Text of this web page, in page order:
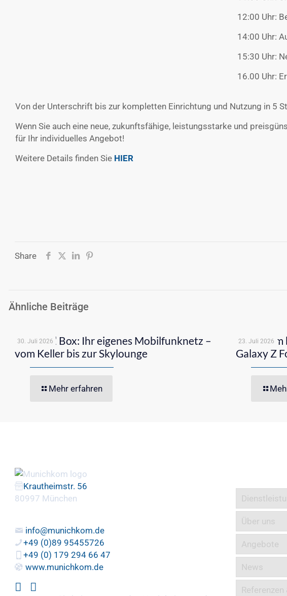
12:00 Uhr:
14:00 Uhr:
15:30 Uhr:
16.00 Uhr:
Von der Unterschrift bis zur kompletten Einrichtung und Nutzung in 5
Wenn Sie auch eine neue, zukunftsfähige, leistungsstarke und
für Ihr individuelles Angebot!
Weitere Details finden Sie HIER
Share
Ähnliche Beiträge
30. Juli 2026
o2 Signal Box: Ihr eigenes Mobilfunknetz –
vom Keller bis zur Skylounge
Mehr erfahren
23. Juli 2026
Klappt am
Galaxy Z
Krautheimstr. 56
80997 München
info@munichkom.de
+49 (0)89 95455726
+49 (0) 179 294 66 47
www.munichkom.de
Über uns
Angebote
News